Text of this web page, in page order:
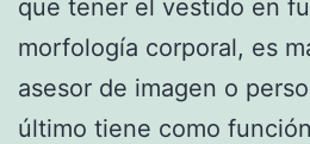
que tener el vestido en
morfología corporal, es
asesor de imagen o
último tiene como